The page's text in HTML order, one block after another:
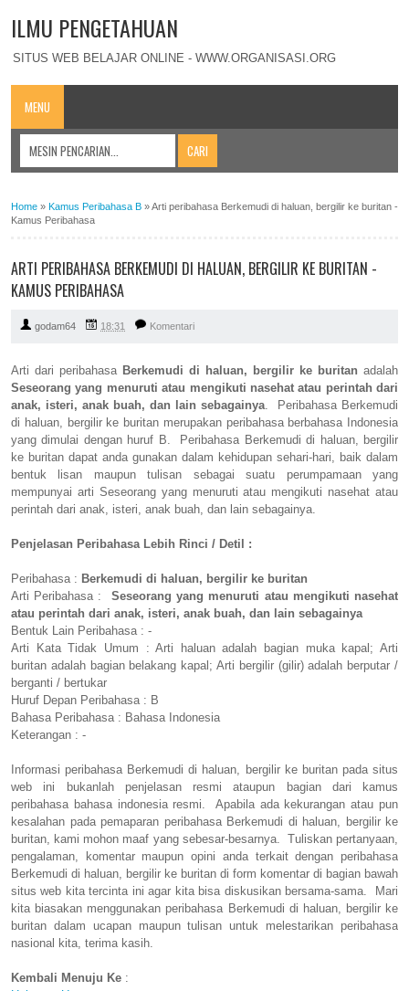
ILMU PENGETAHUAN
SITUS WEB BELAJAR ONLINE - WWW.ORGANISASI.ORG
MENU
Home » Kamus Peribahasa B »Arti peribahasa Berkemudi di haluan, bergilir ke buritan -
Kamus Peribahasa
ARTI PERIBAHASA BERKEMUDI DI HALUAN, BERGILIR KE BURITAN -
KAMUS PERIBAHASA
godam64 18:31 Komentari
Arti dari peribahasa Berkemudi di haluan, bergilir ke buritan adalah
Seseorang yang menuruti atau mengikuti nasehat atau perintah dari
anak, isteri, anak buah, dan lain sebagainya. Peribahasa Berkemudi
di haluan, bergilir ke buritan merupakan peribahasa berbahasa Indonesia
yang dimulai dengan huruf B. Peribahasa Berkemudi di haluan, bergilir
ke buritan dapat anda gunakan dalam kehidupan sehari-hari, baik dalam
bentuk lisan maupun tulisan sebagai suatu perumpamaan yang
mempunyai arti Seseorang yang menuruti atau mengikuti nasehat atau
perintah dari anak, isteri, anak buah, dan lain sebagainya.
Penjelasan Peribahasa Lebih Rinci / Detil :
Peribahasa : Berkemudi di haluan, bergilir ke buritan
Arti Peribahasa : Seseorang yang menuruti atau mengikuti nasehat
atau perintah dari anak, isteri, anak buah, dan lain sebagainya
Bentuk Lain Peribahasa : -
Arti Kata Tidak Umum : Arti haluan adalah bagian muka kapal; Arti
buritan adalah bagian belakang kapal; Arti bergilir (gilir) adalah berputar /
berganti / bertukar
Huruf Depan Peribahasa : B
Bahasa Peribahasa : Bahasa Indonesia
Keterangan : -
Informasi peribahasa Berkemudi di haluan, bergilir ke buritan pada situs
web ini bukanlah penjelasan resmi ataupun bagian dari kamus
peribahasa bahasa indonesia resmi. Apabila ada kekurangan atau pun
kesalahan pada pemaparan peribahasa Berkemudi di haluan, bergilir ke
buritan, kami mohon maaf yang sebesar-besarnya. Tuliskan pertanyaan,
pengalaman, komentar maupun opini anda terkait dengan peribahasa
Berkemudi di haluan, bergilir ke buritan di form komentar di bagian bawah
situs web kita tercinta ini agar kita bisa diskusikan bersama-sama. Mari
kita biasakan menggunakan peribahasa Berkemudi di haluan, bergilir ke
buritan dalam ucapan maupun tulisan untuk melestarikan peribahasa
nasional kita, terima kasih.
Kembali Menuju Ke :